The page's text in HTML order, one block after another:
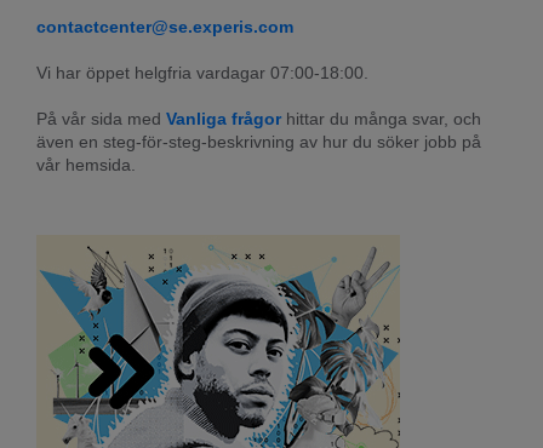
contactcenter@se.experis.com
Vi har öppet helgfria vardagar 07:00-18:00.
På vår sida med Vanliga frågor hittar du många svar, och
även en steg-för-steg-beskrivning av hur du söker jobb på
vår hemsida.